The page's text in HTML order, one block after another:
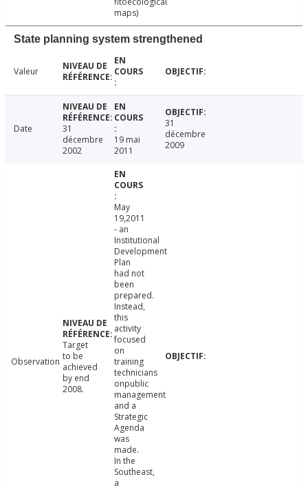
maps)
State planning system strengthened
Valeur
Date
31
décembre
2002
19 mai
2011
31
décembre
2009
Observation
Target
to be
achieved
by end
2008.
May
19,2011
- an
Institutional
Development
Plan
had not
been
prepared.
Instead,
this
activity
focused
on
training
technicians
onpublic
management
and a
Strategic
Agenda
was
made.
In the
Southeast,
a